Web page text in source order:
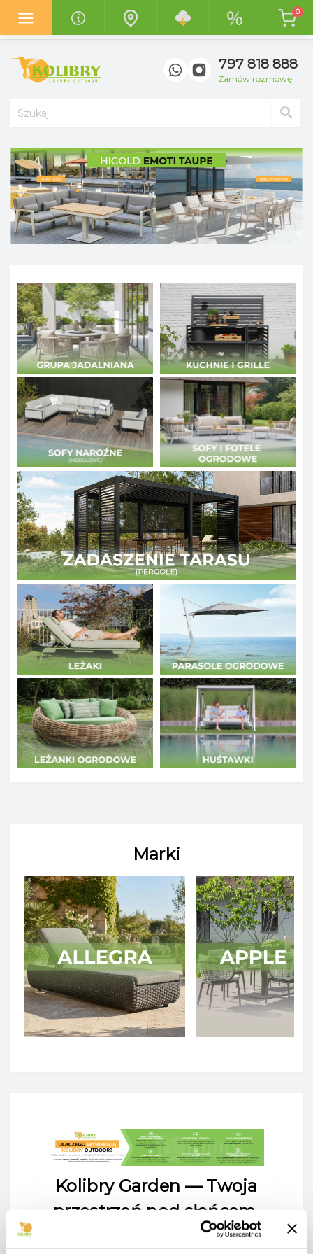
Z radością informujemy o otwarciunowego salonu "Kolibry
Garden"
w centrum handlowym "Top Meble" w Poznaniu.
0
797 818 888
Zamów rozmowę
Marki
Kolibry Garden — Twoja
przestrzeń pod słońcem.